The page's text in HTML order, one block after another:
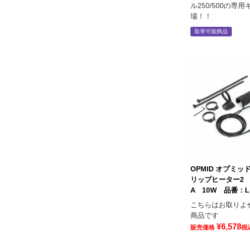
ル250/500の専用
場！！
取寄可能商品
OPMID オプミッ
リップヒーター2
A 10W 品番：
こちらはお取りよ
商品です
販売価格 ¥6,578税